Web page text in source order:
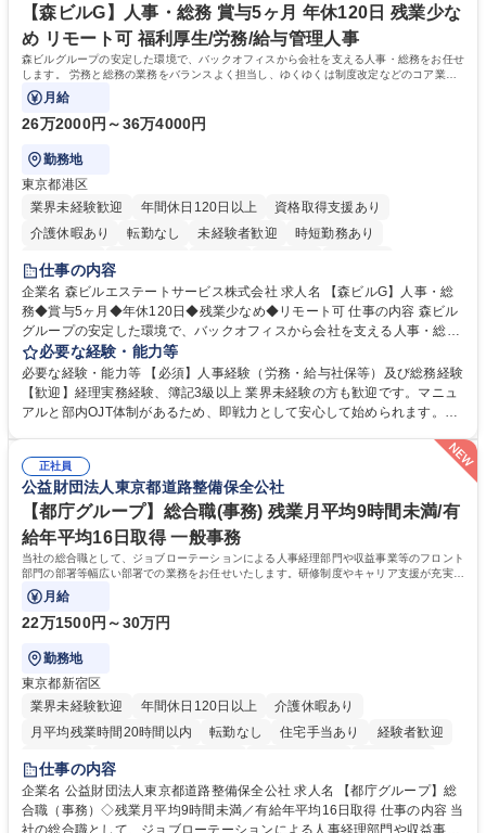
を込めてコミュニケーションをとりながら広報関連業務を行っておりま
す。 学歴・資格 学歴：大学院 大学 高専 短大 専修学校 高校 語学力： 資
格：
【森ビルG】人事・総務 賞与5ヶ月 年休120日 残業少な
め リモート可 福利厚生/労務/給与管理人事
森ビルグループの安定した環境で、バックオフィスから会社を支える人事・総務をお任せ
します。 労務と総務の業務をバランスよく担当し、ゆくゆくは制度改定などのコア業務
にも挑戦できる、やりがいある環境です。
月給
26万2000円～36万4000円
勤務地
東京都港区
業界未経験歓迎
年間休日120日以上
資格取得支援あり
介護休暇あり
転勤なし 未経験者歓迎
時短勤務あり
経験者歓迎
完全週休2日制
交通費支給 長期歓迎 駅近5分以内 土日祝休み
仕事の内容
企業名 森ビルエステートサービス株式会社 求人名 【森ビルG】人事・総
務◆賞与5ヶ月◆年休120日◆残業少なめ◆リモート可 仕事の内容 森ビル
グループの安定した環境で、バックオフィスから会社を支える人事・総務
をお任せします。 労務と総務の業務をバランスよく担当し、ゆくゆくは制
度改定などのコア業務にも挑戦できる、やりがいある環境です。 ■勤怠管
理、給与計算、社会保険手続き、年末調整等の労務管理全般 ■入退社手続
き、社内規定の改定や人事制度改定などのコア業務 ■社内イベントの企画
は部内のOJTを中心に、あなたの経験に合わせて不足している部分はいつ
でも質問・相談できる環境が整っているため、安心して成長できます。 募
集職種 【森ビルG】人事・総務◆賞与5ヶ月◆年休120日◆残業少なめ◆
リモート可
必要な経験・能力等
必要な経験・能力等 【必須】人事経験（労務・給与社保等）及び総務経験
【歓迎】経理実務経験、簿記3級以上 業界未経験の方も歓迎です。マニュ
アルと部内OJT体制があるため、即戦力として安心して始められます。
ます。定型業務に留まらず、社内規定や人事制度の改定など会社のコア業
務に挑戦できるため、自身の成長と組織への貢献度をダイレクトに実感で
きます。 残業少なめ、週1日リモート可など、ワークライフバランスを保
ち長期活躍できる環境です。 「これまでの幅広い経験を活かし、長期的な
キャリアを築きたい」という前向きな意欲と挑戦を全力で応援します。 学
歴・資格 学歴：大学院 大学 高専 短大 専修学校 高校 語学力： 資格：日商
簿記検定1級 日商簿記検定2級 日商簿記検定3級
正社員
公益財団法人東京都道路整備保全公社
【都庁グループ】総合職(事務) 残業月平均9時間未満/有
給年平均16日取得 一般事務
当社の総合職として、ジョブローテーションによる人事経理部門や収益事業等のフロント
部門の部署等幅広い部署での業務をお任せいたします。研修制度やキャリア支援が充実し
ております！ ※下記業務詳細
月給
22万1500円～30万円
勤務地
東京都新宿区
業界未経験歓迎
年間休日120日以上
介護休暇あり
月平均残業時間20時間以内
転勤なし 住宅手当あり
経験者歓迎
研修あり
退職金あり
駅近5分以内
資格取得手当あり 食事補助あり
仕事の内容
企業名 公益財団法人東京都道路整備保全公社 求人名 【都庁グループ】総
合職（事務）◇残業月平均9時間未満／有給年平均16日取得 仕事の内容 当
社の総合職として、ジョブローテーションによる人事経理部門や収益事業